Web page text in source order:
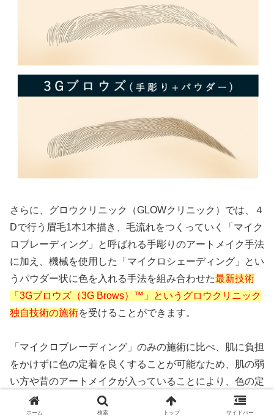
さらに、グロウクリニック（GLOWクリニック）では、４
Dで行う眉毛1本1本描き、毛流れをつくっていく「マイク
ロブレーディング」と呼ばれる手彫りのアートメイク手法
に加え、機械を使用した「マイクロシェーディング」とい
うパウダー状に色を入れる手法を組み合わせた最新技術
「3Gブロウズ（3G Brows）™」というグロウクリニック
独自技術の施術を受けることができます。
「マイクロブレーディング」のみの施術に比べ、肌に負担
をかけずに色の定着を良くすることが可能なため、肌の弱
い方や昔のアートメイクが入っていることにより、色の定
着が良くない方、カラーを修正したい方にも適していま
す。ホーム 検索 トップ サイドバー